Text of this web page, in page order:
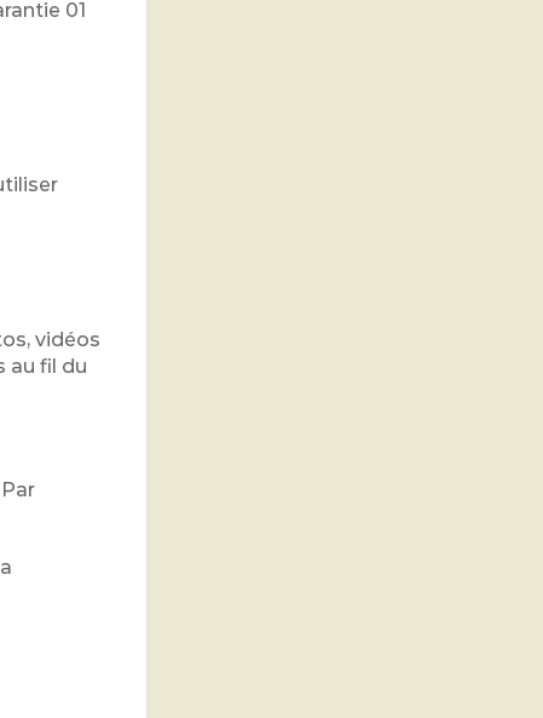
01
vidéos
au fil du